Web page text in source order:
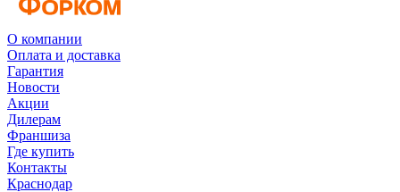
О компании
Оплата и доставка
Гарантия
Новости
Акции
Дилерам
Франшиза
Где купить
Контакты
Краснодар